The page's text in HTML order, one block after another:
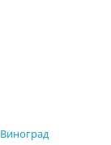
Виноград